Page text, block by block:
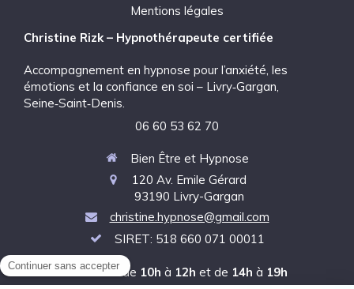
Mentions légales
Christine Rizk – Hypnothérapeute certifiée
Accompagnement en hypnose pour l’anxiété, les
émotions et la confiance en soi – Livry‑Gargan,
Seine‑Saint‑Denis.
06 60 53 62 70
Bien Être et Hypnose
120 Av. Emile Gérard
93190 Livry-Gargan
christine.hypnose@gmail.com
SIRET: 518 660 071 00011
LeMardi de 10h à 12h et de 14h à 19h